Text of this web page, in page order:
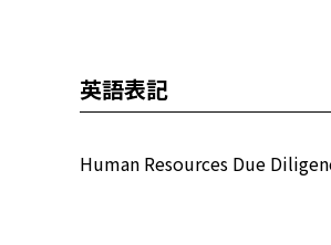
英語表記
Human Resources Due